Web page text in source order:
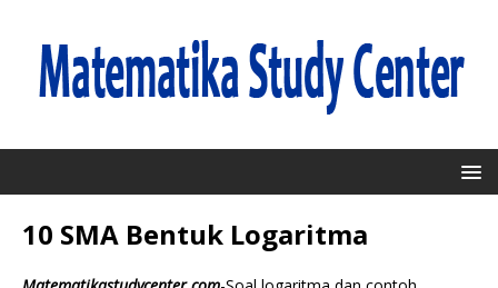
10 SMA Bentuk Logaritma